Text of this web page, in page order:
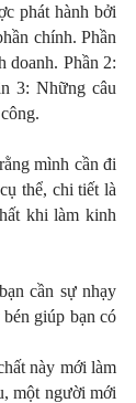
phát hành bởi
chính. Phần
doanh. Phần 2:
3: Những câu
mình cần đi
thể, chi tiết là
khi làm kinh
cần sự nhạy
giúp bạn có
này mới làm
một người mới